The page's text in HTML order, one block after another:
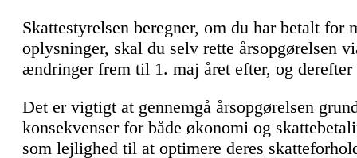
Skattestyrelsen beregner, om du har betalt
oplysninger, skal du selv rette årsopgørelsen
ændringer frem til 1. maj året efter, og
Det er vigtigt at gennemgå årsopgørelsen
konsekvenser for både økonomi og
som lejlighed til at optimere deres